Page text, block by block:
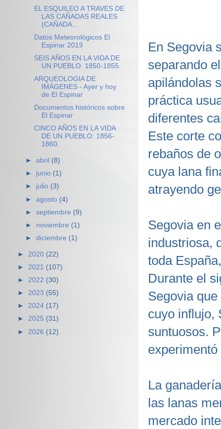
En Segovia
separando
apilándolas
práctica
diferentes
Este corte
rebaños de
cuya lana
atrayendo
Segovia en
industriosa,
toda
Durante el
Segovia
cuyo influjo,
suntuosos.
La
las lanas
mercado
EL ESQUILEO A TRAVES DE
LAS CAÑADAS REALES
(CAÑADA...
Datos Meteorológicos El
Espinar 2019
SEIS AÑOS EN LA VIDA DE
UN PUEBLO. 1850-1855.
ARQUEOLOGIA DE
IMÁGENES - Ayer y hoy
de El Espinar
Documentos históricos sobre
El Espinar
CINCO AÑOS EN LA VIDA
DE UN PUEBLO: 1856-
1860.
►abril (8)
► junio (1)
► julio (3)
►agosto (4)
►septiembre (9)
► noviembre (1)
►diciembre (1)
► 2020 (22)
► 2021 (107)
► 2022 (30)
► 2023 (55)
► 2024 (17)
► 2025 (31)
► 2026 (12)